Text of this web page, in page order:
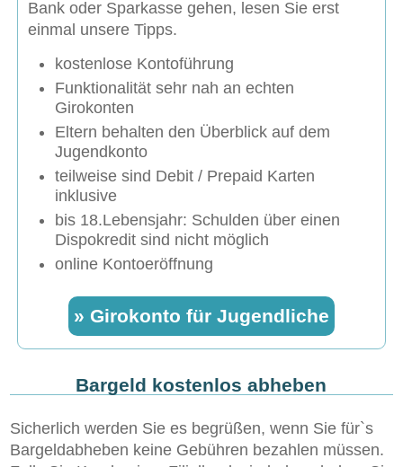
Bank oder Sparkasse gehen, lesen Sie erst
einmal unsere Tipps.
kostenlose Kontoführung
Funktionalität sehr nah an echten
Girokonten
Eltern behalten den Überblick auf dem
Jugendkonto
teilweise sind Debit / Prepaid Karten
inklusive
bis 18.Lebensjahr: Schulden über einen
Dispokredit sind nicht möglich
online Kontoeröffnung
» Girokonto für Jugendliche
Bargeld kostenlos abheben
Sicherlich werden Sie es begrüßen, wenn Sie für`s
Bargeldabheben keine Gebühren bezahlen müssen.